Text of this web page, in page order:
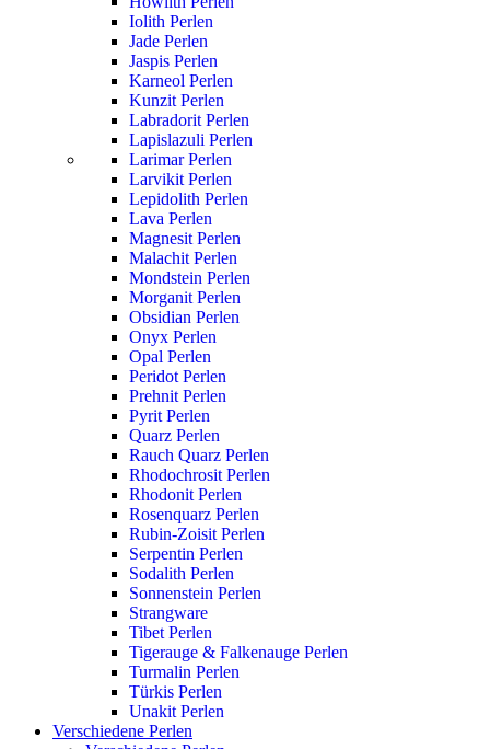
Iolith Perlen
Jade Perlen
Jaspis Perlen
Karneol Perlen
Kunzit Perlen
Labradorit Perlen
Lapislazuli Perlen
Larimar Perlen
Larvikit Perlen
Lepidolith Perlen
Lava Perlen
Magnesit Perlen
Malachit Perlen
Mondstein Perlen
Morganit Perlen
Obsidian Perlen
Onyx Perlen
Opal Perlen
Peridot Perlen
Prehnit Perlen
Pyrit Perlen
Quarz Perlen
Rauch Quarz Perlen
Rhodochrosit Perlen
Rhodonit Perlen
Rosenquarz Perlen
Rubin-Zoisit Perlen
Serpentin Perlen
Sodalith Perlen
Sonnenstein Perlen
Strangware
Tibet Perlen
Tigerauge & Falkenauge Perlen
Turmalin Perlen
Türkis Perlen
Unakit Perlen
Verschiedene Perlen